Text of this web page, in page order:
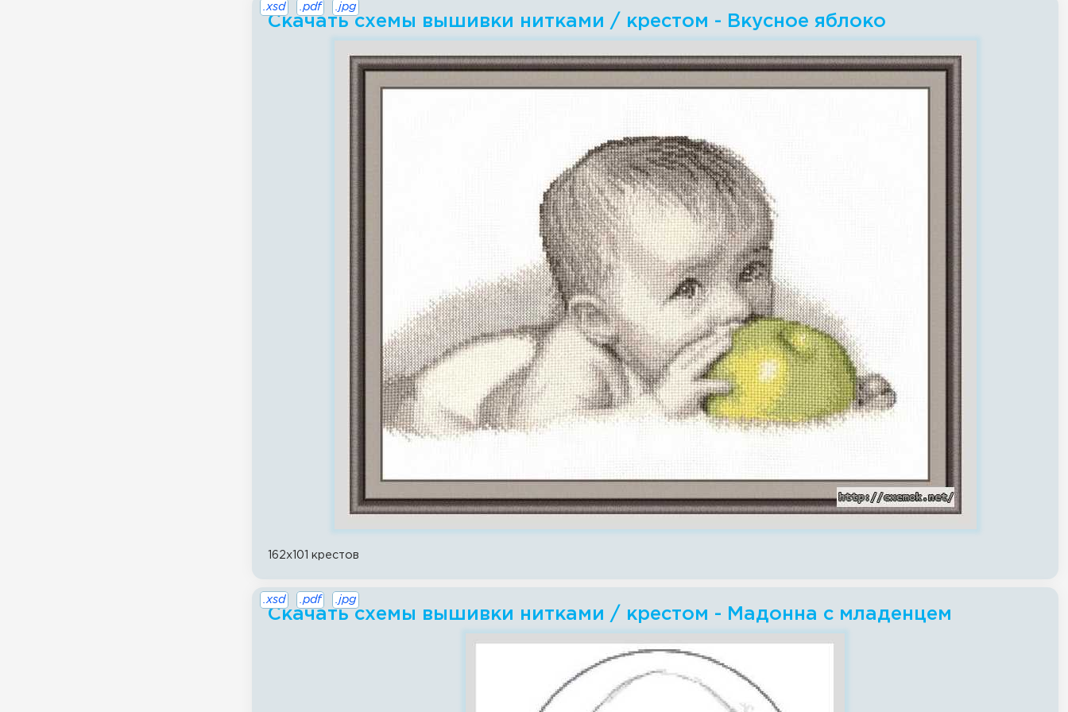
Скачать схемы вышивки нитками / крестом - Вкусное яблоко
.xsd .pdf .jpg
162x101 крестов
Скачать схемы вышивки нитками / крестом - Мадонна с младенцем
.xsd .pdf .jpg